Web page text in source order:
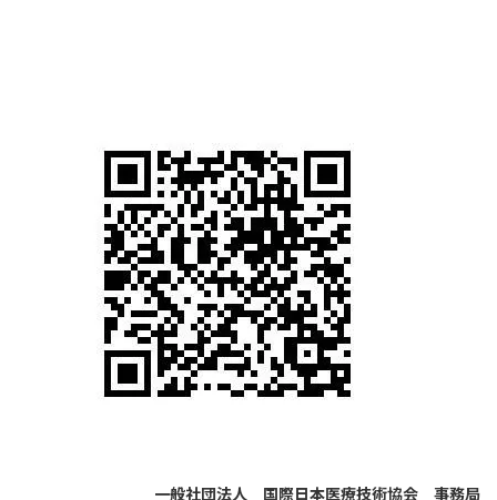
一般社団法人 国際日本医療技術協会 事務局